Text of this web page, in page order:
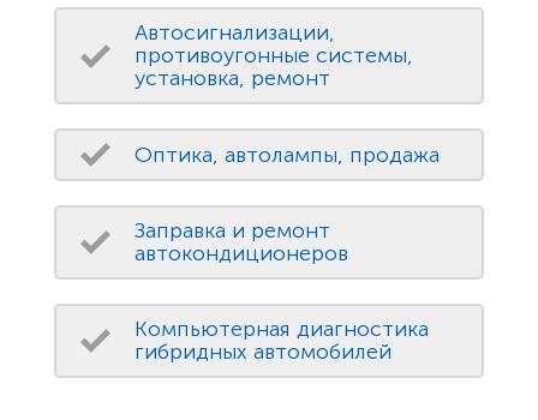
Автосигнализации,
противоугонные системы,
установка, ремонт
Оптика, автолампы, продажа
Заправка и ремонт
автокондиционеров
Компьютерная диагностика
гибридных автомобилей